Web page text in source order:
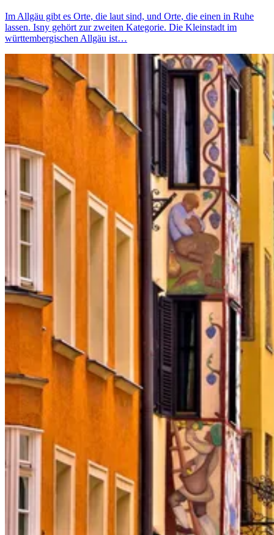
Im Allgäu gibt es Orte, die laut sind, und Orte, die einen in Ruhe
lassen. Isny gehört zur zweiten Kategorie. Die Kleinstadt im
württembergischen Allgäu ist…